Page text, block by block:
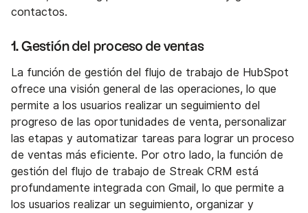
contactos.
1. Gestión del proceso de ventas
La función de gestión del flujo de trabajo de HubSpot
ofrece una visión general de las operaciones, lo que
permite a los usuarios realizar un seguimiento del
progreso de las oportunidades de venta, personalizar
las etapas y automatizar tareas para lograr un proceso
de ventas más eficiente. Por otro lado, la función de
gestión del flujo de trabajo de Streak CRM está
profundamente integrada con Gmail, lo que permite a
los usuarios realizar un seguimiento, organizar y